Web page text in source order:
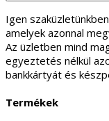
Igen
amelyek azonnal
Az üzletben mind
egyeztetés nélkül
bankkártyát és
Termékek